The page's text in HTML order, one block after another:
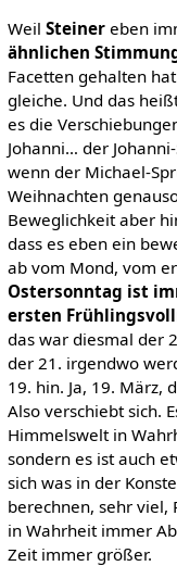
Weil Steinereben
ähnlichen
Facetten gehalten
gleiche. Und das
es die
Johanni… der
wenn der Michael-
Weihnachten
Beweglichkeit aber
dass es eben ein
ab vom Mond, vom
Ostersonntag ist
ersten
das war diesmal der
der 21. irgendwo
19. hin. Ja, 19. März,
Also verschiebt sich.
Himmelswelt in
sondern es ist auch
sich was in der
berechnen, sehr viel,
in Wahrheit immer
Zeit immer größer.